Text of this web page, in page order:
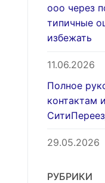
ооо через
типичные
избежать
11.06.2026
Полное
контактам
29.05.2026
РУБРИКИ